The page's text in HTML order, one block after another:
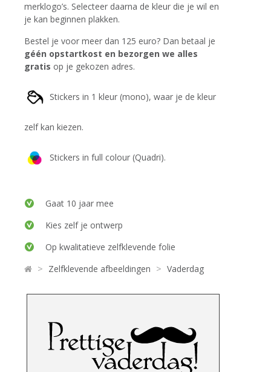
merklogo’s. Selecteer daarna de kleur die je wil en
je kan beginnen plakken.
Bestel je voor meer dan 125 euro? Dan betaal je
géén opstartkost en bezorgen we alles
gratis op je gekozen adres.
Stickers in 1 kleur (mono), waar je de kleur
zelf kan kiezen.
Stickers in full colour (Quadri).
Gaat 10 jaar mee
Kies zelf je ontwerp
Op kwalitatieve zelfklevende folie
> Zelfklevende afbeeldingen > Vaderdag